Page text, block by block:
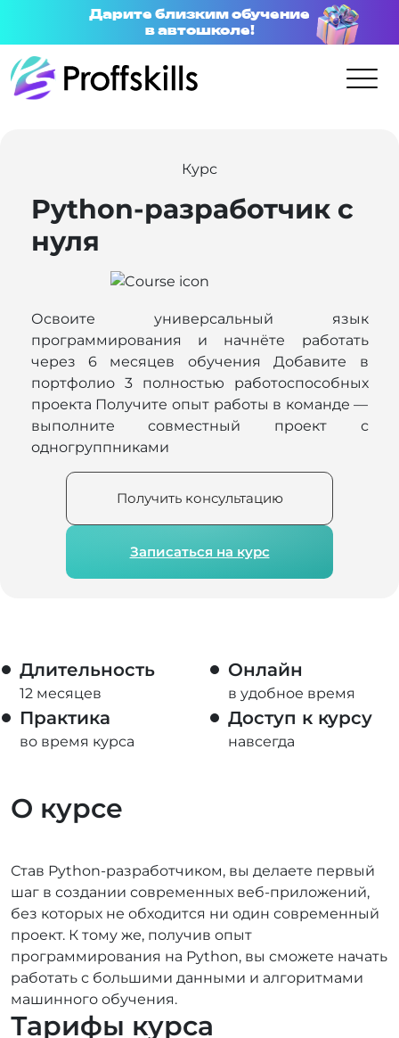
Дарите близким обучение
в автошколе!
Курс
Python-разработчик с
нуля
Освоите универсальный язык
программирования и начнёте работать
через 6 месяцев обучения Добавите в
портфолио 3 полностью работоспособных
проекта Получите опыт работы в команде —
выполните совместный проект с
одногруппниками
Записаться на курс
Получить консультацию
Длительность
12 месяцев
Онлайн
в удобное время
Практика
во время курса
Доступ к курсу
навсегда
О курсе
Став Python-разработчиком, вы делаете первый
шаг в создании современных веб-приложений,
без которых не обходится ни один современный
проект. К тому же, получив опыт
программирования на Python, вы сможете начать
работать с большими данными и алгоритмами
машинного обучения.
Тарифы курса